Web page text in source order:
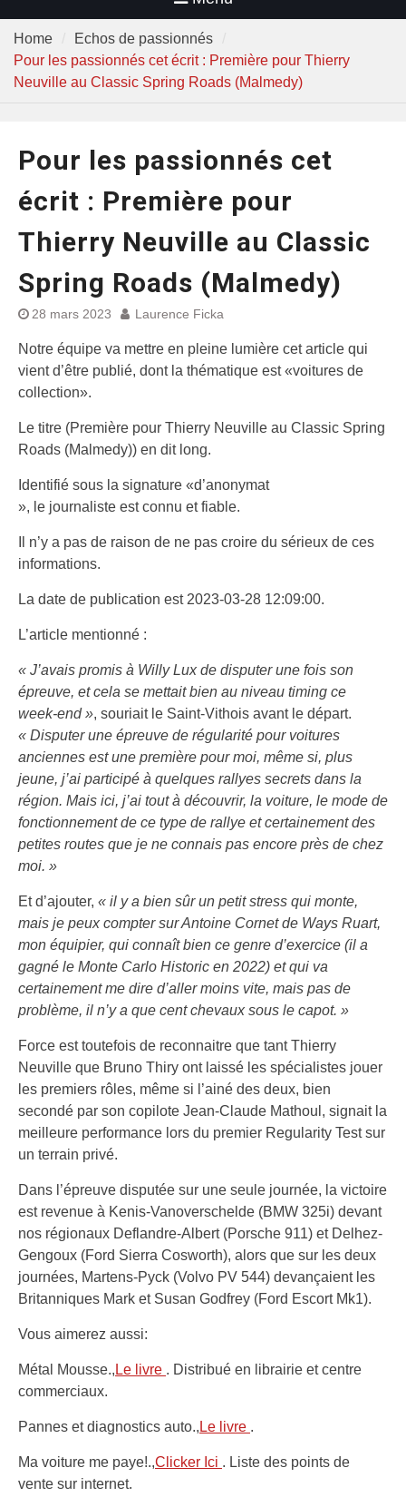
Home
Echos de passionnés
Pour les passionnés cet écrit : Première pour Thierry
Neuville au Classic Spring Roads (Malmedy)
Pour les passionnés cet
écrit : Première pour
Thierry Neuville au Classic
Spring Roads (Malmedy)
28 mars 2023 Laurence Ficka
Notre équipe va mettre en pleine lumière cet article qui
vient d’être publié, dont la thématique est «voitures de
collection».
Le titre (Première pour Thierry Neuville au Classic Spring
Roads (Malmedy)) en dit long.
Identifié sous la signature «d’anonymat
», le journaliste est connu et fiable.
Il n’y a pas de raison de ne pas croire du sérieux de ces
informations.
La date de publication est 2023-03-28 12:09:00.
L’article mentionné :
« J’avais promis à Willy Lux de disputer une fois son
épreuve, et cela se mettait bien au niveau timing ce
week-end », souriait le Saint-Vithois avant le départ.
« Disputer une épreuve de régularité pour voitures
anciennes est une première pour moi, même si, plus
jeune, j’ai participé à quelques rallyes secrets dans la
région. Mais ici, j’ai tout à découvrir, la voiture, le mode de
fonctionnement de ce type de rallye et certainement des
petites routes que je ne connais pas encore près de chez
moi. »
Et d’ajouter, « il y a bien sûr un petit stress qui monte,
mais je peux compter sur Antoine Cornet de Ways Ruart,
mon équipier, qui connaît bien ce genre d’exercice (il a
gagné le Monte Carlo Historic en 2022) et qui va
certainement me dire d’aller moins vite, mais pas de
problème, il n’y a que cent chevaux sous le capot. »
Force est toutefois de reconnaitre que tant Thierry
Neuville que Bruno Thiry ont laissé les spécialistes jouer
les premiers rôles, même si l’ainé des deux, bien
secondé par son copilote Jean-Claude Mathoul, signait la
meilleure performance lors du premier Regularity Test sur
un terrain privé.
Dans l’épreuve disputée sur une seule journée, la victoire
est revenue à Kenis-Vanoverschelde (BMW 325i) devant
nos régionaux Deflandre-Albert (Porsche 911) et Delhez-
Gengoux (Ford Sierra Cosworth), alors que sur les deux
journées, Martens-Pyck (Volvo PV 544) devançaient les
Britanniques Mark et Susan Godfrey (Ford Escort Mk1).
Vous aimerez aussi:
Métal Mousse., Le livre . Distribué en librairie et centre
commerciaux.
Pannes et diagnostics auto., Le livre .
Ma voiture me paye!.,Clicker Ici . Liste des points de
vente sur internet.